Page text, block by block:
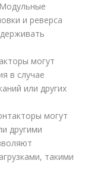
и реверса
могут
в случае
или других
могут
другими
такими